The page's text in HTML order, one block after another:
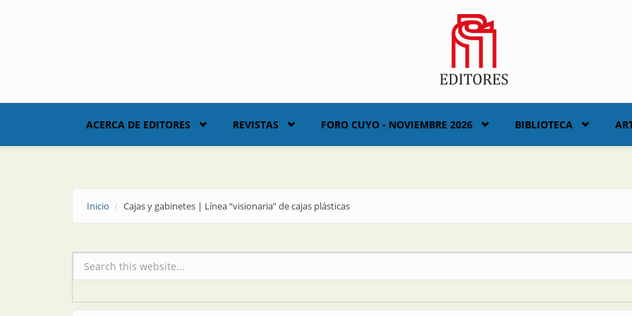
ACERCA DE EDITORES REVISTAS FORO CUYO - NOVIEMBRE 2026 BIBLIOTECA
Inicio Cajas y gabinetes | Línea “visionaria” de cajas plásticas
Formulario de búsqueda